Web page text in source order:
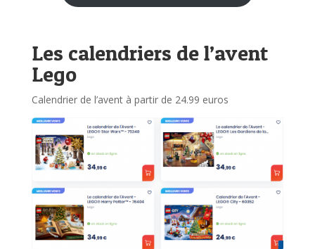
Les calendriers de l’avent
Lego
Calendrier de l’avent à partir de 24.99 euros